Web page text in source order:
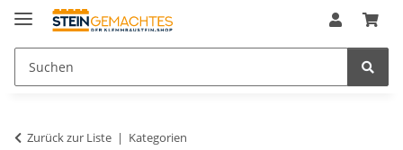
Zurück zur Liste Kategorien